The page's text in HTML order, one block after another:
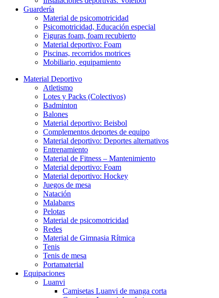
Guardería
Material de psicomotricidad
Psicomotricidad, Educación especial
Figuras foam, foam recubierto
Material deportivo: Foam
Piscinas, recorridos motrices
Mobiliario, equipamiento
Material Deportivo
Atletismo
Lotes y Packs (Colectivos)
Badminton
Balones
Material deportivo: Beisbol
Complementos deportes de equipo
Material deportivo: Deportes alternativos
Entrenamiento
Material de Fitness – Mantenimiento
Material deportivo: Foam
Material deportivo: Hockey
Juegos de mesa
Natación
Malabares
Pelotas
Material de psicomotricidad
Redes
Material de Gimnasia Rítmica
Tenis
Tenis de mesa
Portamaterial
Equipaciones
Luanvi
Camisetas Luanvi de manga corta